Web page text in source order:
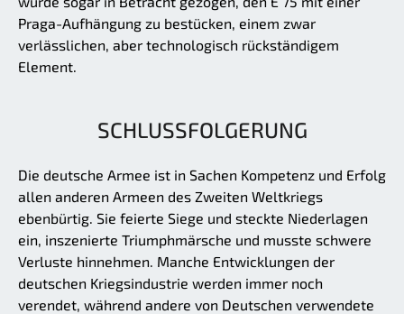
Praga-Aufhängung zu bestücken, einem zwar
verlässlichen, aber technologisch rückständigem
Element.
SCHLUSSFOLGERUNG
Die deutsche Armee ist in Sachen Kompetenz und Erfolg
allen anderen Armeen des Zweiten Weltkriegs
ebenbürtig. Sie feierte Siege und steckte Niederlagen
ein, inszenierte Triumphmärsche und musste schwere
Verluste hinnehmen. Manche Entwicklungen der
deutschen Kriegsindustrie werden immer noch
verendet, während andere von Deutschen verwendete